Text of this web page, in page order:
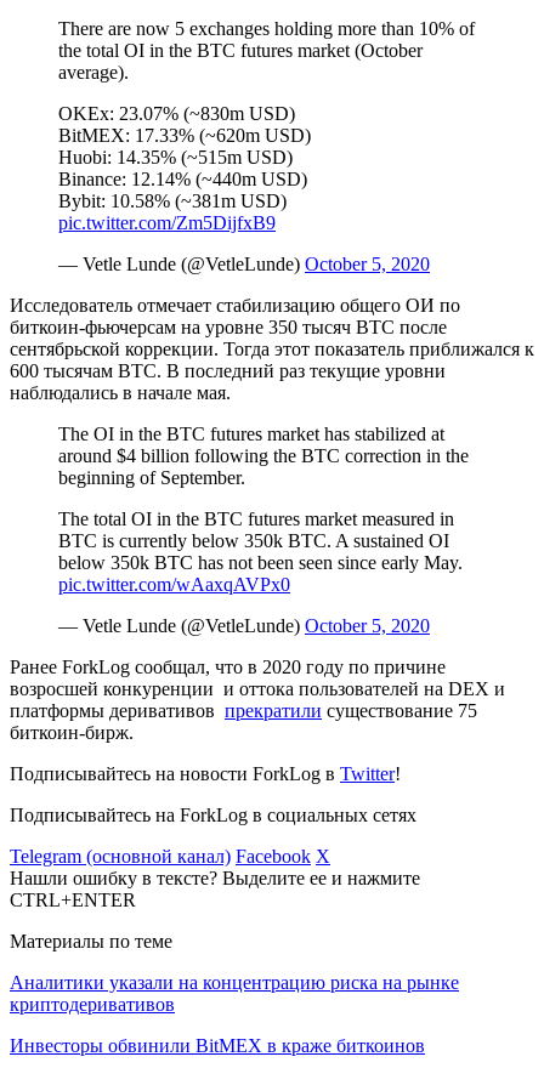
There are now 5 exchanges holding more than 10% of
the total OI in the BTC futures market (October
average).
OKEx: 23.07% (~830m USD)
BitMEX: 17.33% (~620m USD)
Huobi: 14.35% (~515m USD)
Binance: 12.14% (~440m USD)
Bybit: 10.58% (~381m USD)
pic.twitter.com/Zm5DijfxB9
— Vetle Lunde (@VetleLunde) October 5, 2020
Исследователь отмечает стабилизацию общего ОИ по
биткоин-фьючерсам на уровне 350 тысяч BTC после
сентябрьской коррекции. Тогда этот показатель приближался к
600 тысячам BTC. В последний раз текущие уровни
наблюдались в начале мая.
The OI in the BTC futures market has stabilized at
around $4 billion following the BTC correction in the
beginning of September.
The total OI in the BTC futures market measured in
BTC is currently below 350k BTC. A sustained OI
below 350k BTC has not been seen since early May.
pic.twitter.com/wAaxqAVPx0
— Vetle Lunde (@VetleLunde) October 5, 2020
Ранее ForkLog сообщал, что в 2020 году по причине
возросшей конкуренции и оттока пользователей на DEX и
платформы деривативов прекратили существование 75
биткоин-бирж.
Подписывайтесь на новости ForkLog в Twitter!
Подписывайтесь на ForkLog в социальных сетях
Telegram (основной канал) Facebook X
Нашли ошибку в тексте? Выделите ее и нажмите
CTRL+ENTER
Материалы по теме
Аналитики указали на концентрацию риска на рынке
криптодеривативов
Инвесторы обвинили BitMEX в краже биткоинов